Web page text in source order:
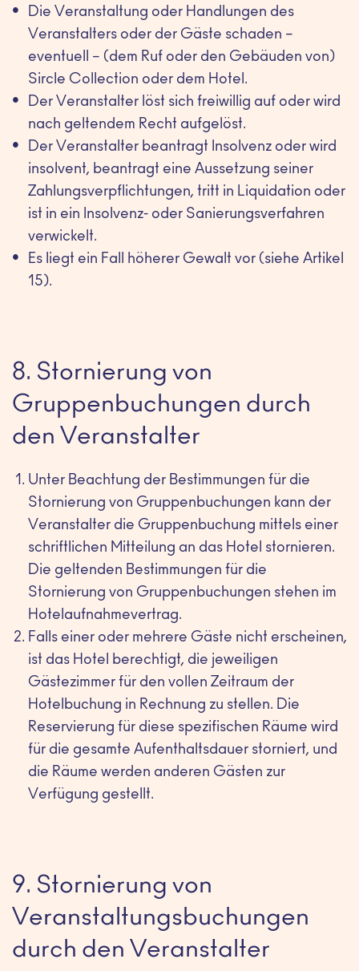
Die Veranstaltung oder Handlungen des
Veranstalters oder der Gäste schaden –
eventuell – (dem Ruf oder den Gebäuden von)
Sircle Collection oder dem Hotel.
Der Veranstalter löst sich freiwillig auf oder wird
nach geltendem Recht aufgelöst.
Der Veranstalter beantragt Insolvenz oder wird
insolvent, beantragt eine Aussetzung seiner
Zahlungsverpflichtungen, tritt in Liquidation oder
ist in ein Insolvenz- oder Sanierungsverfahren
verwickelt.
Es liegt ein Fall höherer Gewalt vor (siehe Artikel
15).
8. Stornierung von
Gruppenbuchungen durch
den Veranstalter
Unter Beachtung der Bestimmungen für die
Stornierung von Gruppenbuchungen kann der
Veranstalter die Gruppenbuchung mittels einer
schriftlichen Mitteilung an das Hotel stornieren.
Die geltenden Bestimmungen für die
Stornierung von Gruppenbuchungen stehen im
Hotelaufnahmevertrag.
Falls einer oder mehrere Gäste nicht erscheinen,
ist das Hotel berechtigt, die jeweiligen
Gästezimmer für den vollen Zeitraum der
Hotelbuchung in Rechnung zu stellen. Die
Reservierung für diese spezifischen Räume wird
für die gesamte Aufenthaltsdauer storniert, und
die Räume werden anderen Gästen zur
Verfügung gestellt.
9. Stornierung von
Veranstaltungsbuchungen
durch den Veranstalter